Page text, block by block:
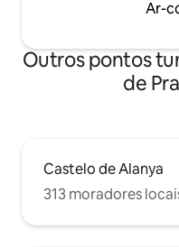
Ar-
Outros pontos
de
Castelo de Alanya
313 moradores